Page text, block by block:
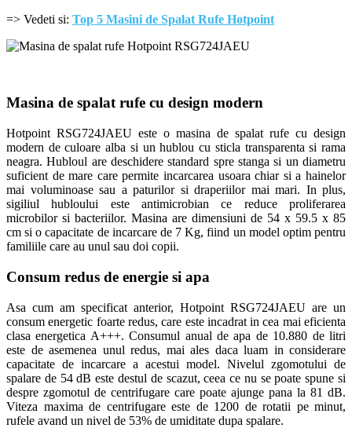
=> Vedeti si: Top 5 Masini de Spalat Rufe Hotpoint
Masina de spalat rufe cu design modern
Hotpoint RSG724JAEU este o masina de spalat rufe cu design
modern de culoare alba si un hublou cu sticla transparenta si rama
neagra. Hubloul are deschidere standard spre stanga si un diametru
suficient de mare care permite incarcarea usoara chiar si a hainelor
mai voluminoase sau a paturilor si draperiilor mai mari. In plus,
sigiliul hubloului este antimicrobian ce reduce proliferarea
microbilor si bacteriilor. Masina are dimensiuni de 54 x 59.5 x 85
cm si o capacitate de incarcare de 7 Kg, fiind un model optim pentru
familiile care au unul sau doi copii.
Consum redus de energie si apa
Asa cum am specificat anterior, Hotpoint RSG724JAEU are un
consum energetic foarte redus, care este incadrat in cea mai eficienta
clasa energetica A+++. Consumul anual de apa de 10.880 de litri
este de asemenea unul redus, mai ales daca luam in considerare
capacitate de incarcare a acestui model. Nivelul zgomotului de
spalare de 54 dB este destul de scazut, ceea ce nu se poate spune si
despre zgomotul de centrifugare care poate ajunge pana la 81 dB.
Viteza maxima de centrifugare este de 1200 de rotatii pe minut,
rufele avand un nivel de 53% de umiditate dupa spalare.